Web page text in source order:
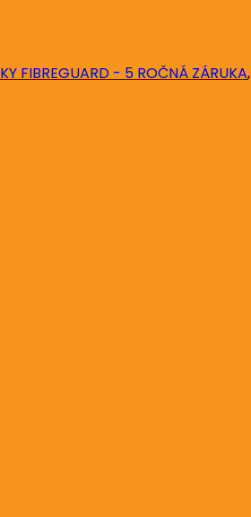
FIBREGUARD - 5 ROČNÁ ZÁRUKA,